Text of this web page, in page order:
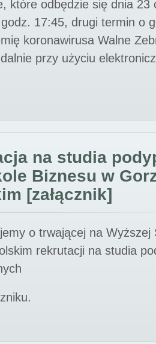
które odbędzie się dnia 23
17:45, drugi termin o
koronawirusa Walne
przy użyciu
na studia
Biznesu w
[załącznik]
o trwającej na Wyższej
rekrutacji na studia